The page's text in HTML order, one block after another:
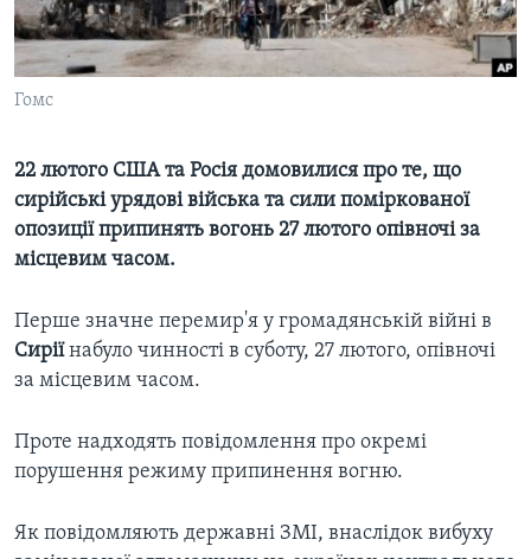
СУСПІЛЬСТВО
ЕКОНОМІКА
ІСТОРІЇ УСПІХУ УКРАЇНЦІВ
ТЕЛЕПРОГРАМИ
СТУДІЯ ВАШИНГТОН
ВІКНО В АМЕРИКУ
ПРАЙМ-ТАЙМ
ENGLISH
МИ В СОЦМЕРЕЖАХ
Мови
Гомс
22 лютого США та Росія домовилися про те, що
сирійські урядові війська та сили поміркованої
опозиції припинять вогонь 27 лютого опівночі за
місцевим часом.
Перше значне перемир'я у громадянській війні в
Сиріїнабуло чинності в суботу, 27 лютого, опівночі
за місцевим часом.
Проте надходять повідомлення про окремі
порушення режиму припинення вогню.
Як повідомляють державні ЗМІ, внаслідок вибуху